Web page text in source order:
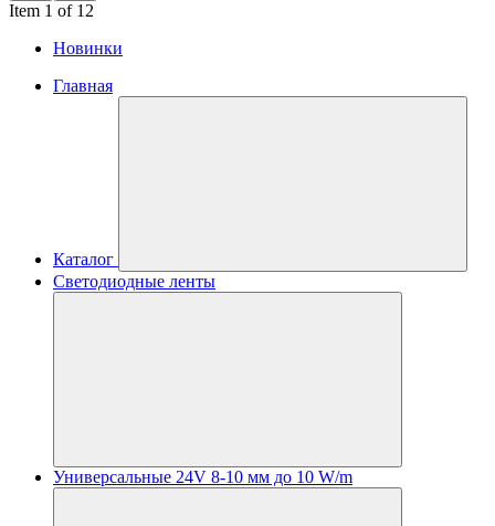
Item 1 of 12
Новинки
Главная
Каталог
Светодиодные ленты
Универсальные 24V 8-10 мм до 10 W/m